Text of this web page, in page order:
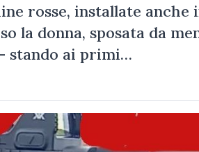
rosse, installate anche
la donna, sposata da
stando ai primi…